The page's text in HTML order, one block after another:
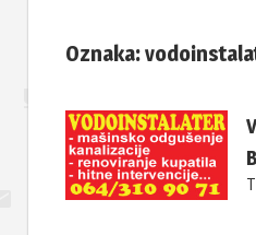
Oznaka: